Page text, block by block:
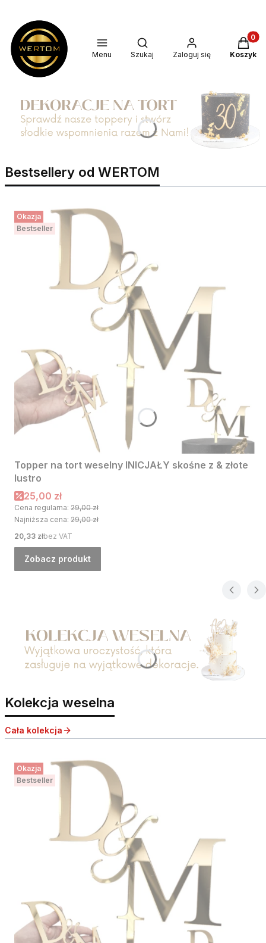
Menu
Otwórz wyszukiwarkę
Szukaj Zaloguj się Koszyk
Bestsellery od WERTOM
Okazja
Bestseller
Topper na tort weselny INICJAŁY skośne z & złote
lustro
Cena promocyjna
25,00 zł
Cena regularna: 29,00 zł
Najniższa cena: 29,00 zł
Cena
20,33 złbez VAT
Zobacz produkt
Kolekcja weselna
Cała kolekcja
Okazja
Bestseller